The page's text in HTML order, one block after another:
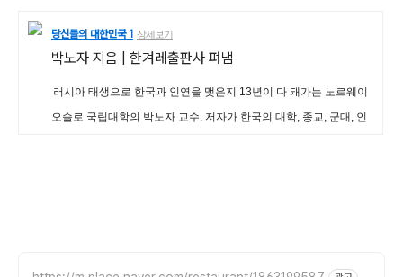
당신들의 대한민국 1 상세보기
박노자 지음 | 한겨레출판사 펴냄
러시아 태생으로 한국과 인연을 맺은지 13년이 다 돼가는 노르웨이
오슬로 국립대학의 박노자 교수. 저자가 한국의 대학, 종교, 군대, 인